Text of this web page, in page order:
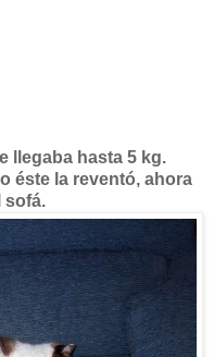
llegaba hasta 5 kg.
éste la reventó, ahora
sofá.